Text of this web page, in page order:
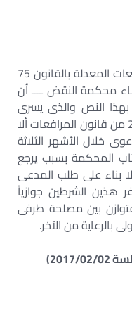
أن مفاد المادة 70 من قانون المرافعات المعدلة بالقانون 75
قضاء محكمة النقض ــــ أن
بهذا النص والذى يسرى
على الاستئناف طبقاً لنص المادة 240 من قانون المرافعات ألا
خلال الأشهر الثلاثة
المحكمة بسبب يرجع
بناء على طلب المدعى
هذين الشرطين جوازياً
بين مصلحة طرفى
بالرعاية من الآخر.